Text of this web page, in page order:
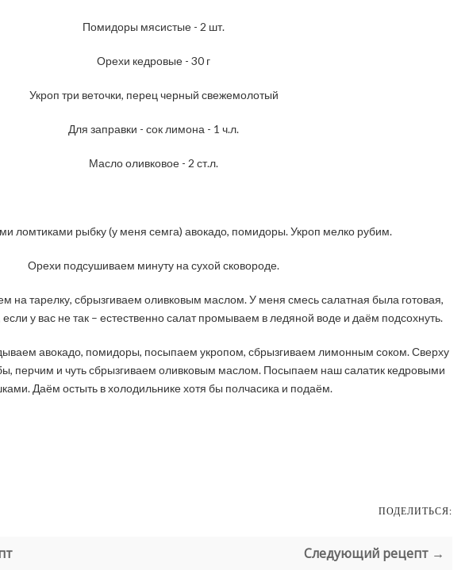
Помидоры мясистые - 2 шт.
Орехи кедровые - 30 г
Укроп три веточки, перец черный свежемолотый
Для заправки - сок лимона - 1 ч.л.
Масло оливковое - 2 ст.л.
ломтиками рыбку (у меня семга) авокадо, помидоры. Укроп мелко рубим.
Орехи подсушиваем минуту на сухой сковороде.
на тарелку, сбрызгиваем оливковым маслом. У меня смесь салатная была готовая,
у вас не так – естественно салат промываем в ледяной воде и даём подсохнуть.
авокадо, помидоры, посыпаем укропом, сбрызгиваем лимонным соком. Сверху
перчим и чуть сбрызгиваем оливковым маслом. Посыпаем наш салатик кедровыми
Даём остыть в холодильнике хотя бы полчасика и подаём.
ПОДЕЛИТЬСЯ:
Следующий рецепт →